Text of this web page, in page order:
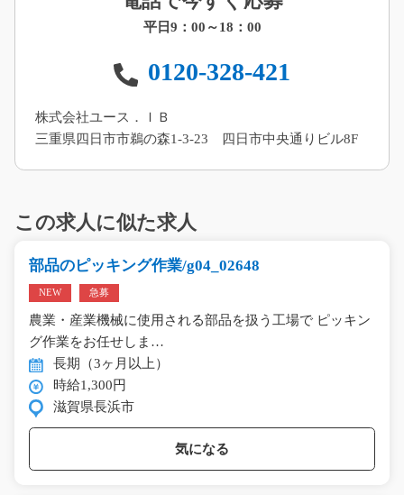
平日9：00～18：00
0120-328-421
株式会社ユース．ＩＢ
三重県四日市市鵜の森1-3-23 四日市中央通りビル8F
この求人に似た求人
部品のピッキング作業/g04_02648
NEW 急募
農業・産業機械に使用される部品を扱う工場で ピッキン
グ作業をお任せしま…
長期（3ヶ月以上）
時給1,300円
滋賀県長浜市
気になる